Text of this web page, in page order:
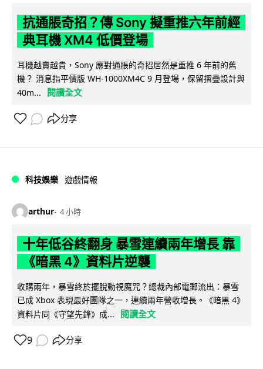
抗通脹奇招？傳 Sony 擬重推六年前經
典耳機 XM4 低價登場
耳機越賣越貴，Sony 應對通脹的奇招居然是重推 6 年前的舊
機？ 消息指平價版 WH-1000XM4C 9 月登場，保留摺疊設計與
40m...
閱讀全文
分享
科技娛樂 遊戲情報
arthur 4 小時
十年低谷終翻身 暴雪連續兩年增長 靠
《暗黑 4》資料片逆襲
收購兩年，暴雪終於擺脫動視魔咒？總裁內部電郵流出：暴雪
已成 Xbox 表現最好團隊之一，連續兩年營收增長。《暗黑 4》
資料片同《守望先鋒》成...
閱讀全文
9 分享